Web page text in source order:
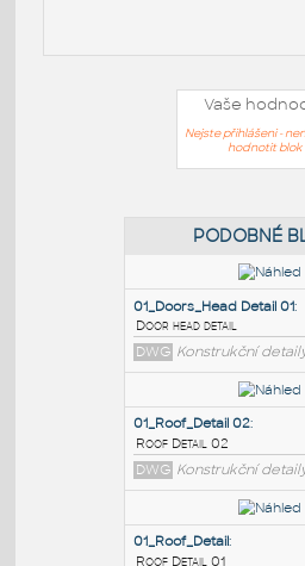
Vaše
Nejste přihlášeni -
hodnotit blok
01_Doors_Head
Door head detail
DWG Konstrukční